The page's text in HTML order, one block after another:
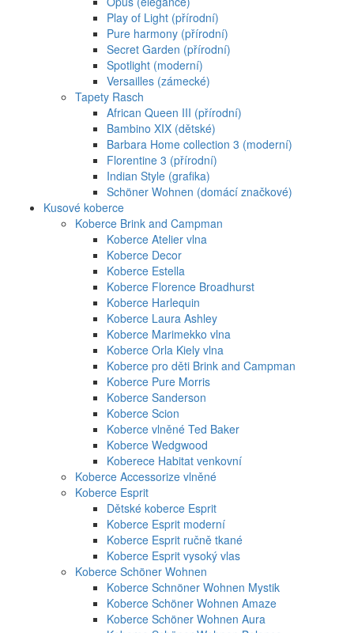
Play of Light (přírodní)
Pure harmony (přírodní)
Secret Garden (přírodní)
Spotlight (moderní)
Versailles (zámecké)
Tapety Rasch
African Queen III (přírodní)
Bambino XIX (dětské)
Barbara Home collection 3 (moderní)
Florentine 3 (přírodní)
Indian Style (grafika)
Schöner Wohnen (domácí značkové)
Kusové koberce
Koberce Brink and Campman
Koberce Atelier vlna
Koberce Decor
Koberce Estella
Koberce Florence Broadhurst
Koberce Harlequin
Koberce Laura Ashley
Koberce Marimekko vlna
Koberce Orla Kiely vlna
Koberce pro děti Brink and Campman
Koberce Pure Morris
Koberce Sanderson
Koberce Scion
Koberce vlněné Ted Baker
Koberce Wedgwood
Koberece Habitat venkovní
Koberce Accessorize vlněné
Koberce Esprit
Dětské koberce Esprit
Koberce Esprit moderní
Koberce Esprit ručně tkané
Koberce Esprit vysoký vlas
Koberce Schöner Wohnen
Koberce Schnöner Wohnen Mystik
Koberce Schöner Wohnen Amaze
Koberce Schöner Wohnen Aura